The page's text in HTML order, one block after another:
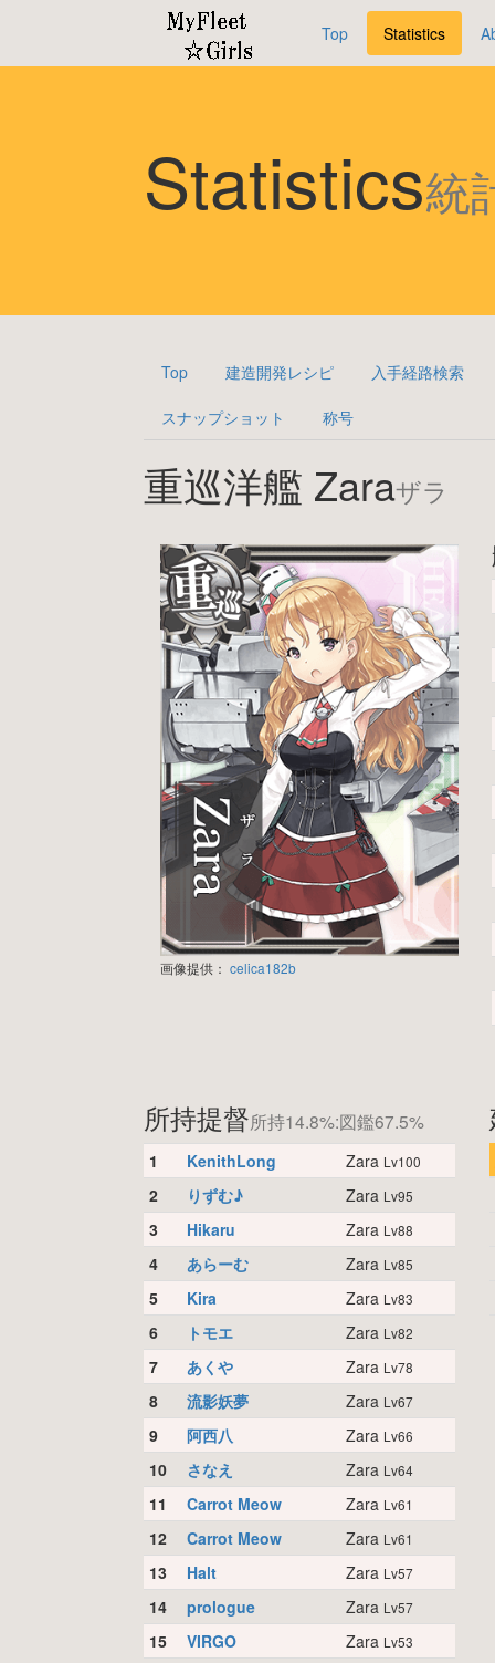
Top Statistics
Statistics統
Top 建造開発レシピ 入手経路検索
スナップショット 称号
重巡洋艦 Zaraザラ
画像提供： celica182b
所持提督所持14.8%:図鑑67.5%
1 KenithLong Zara Lv100
2 りずむ♪ Zara Lv95
3 Hikaru Zara Lv88
4 あらーむ Zara Lv85
5 Kira Zara Lv83
6 トモエ Zara Lv82
7 あくや Zara Lv78
8 流影妖夢 Zara Lv67
9 阿西八 Zara Lv66
10 さなえ Zara Lv64
11 Carrot Meow Zara Lv61
12 Carrot Meow Zara Lv61
13 Halt Zara Lv57
14 prologue Zara Lv57
15 VIRGO Zara Lv53